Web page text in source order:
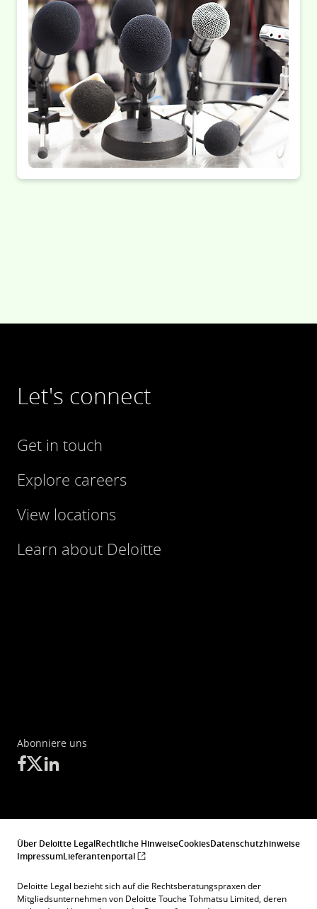
Let's connect
Get in touch
Explore careers
View locations
Learn about Deloitte
Abonniere uns
Über Deloitte LegalRechtliche HinweiseCookiesDatenschutzhinweise
ImpressumLieferantenportal
Deloitte Legal bezieht sich auf die Rechtsberatungspraxen der
Mitgliedsunternehmen von Deloitte Touche Tohmatsu Limited, deren